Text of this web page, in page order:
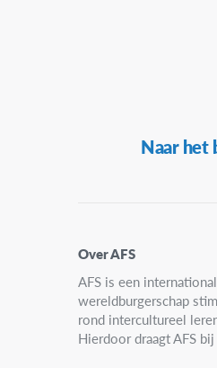
23:00
Naar het
Over AFS
AFS is een
wereldburgerschap
rond intercultureel
Hierdoor draagt AFS